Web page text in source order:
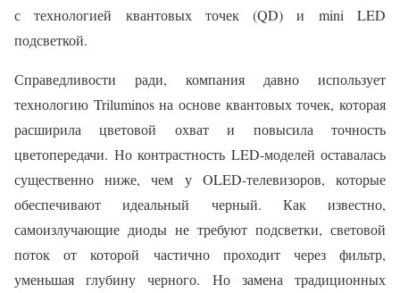
с технологией квантовых точек (QD) и mini LED
подсветкой.
Справедливости ради, компания давно использует
технологию Triluminos на основе квантовых точек, которая
расширила цветовой охват и повысила точность
цветопередачи. Но контрастность LED-моделей оставалась
существенно ниже, чем у OLED-телевизоров, которые
обеспечивают идеальный черный. Как известно,
самоизлучающие диоды не требуют подсветки, световой
поток от которой частично проходит через фильтр,
уменьшая глубину черного. Но замена традиционных